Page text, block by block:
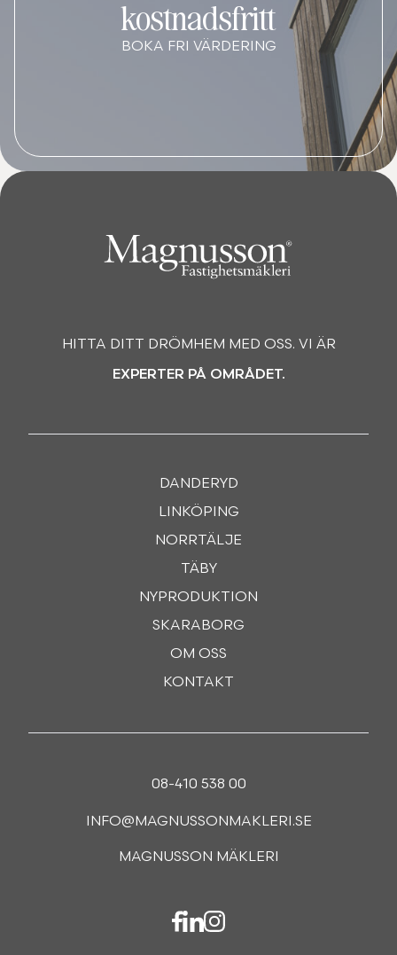
kostnadsfritt
BOKA FRI VÄRDERING
HITTA DITT DRÖMHEM MED OSS. VI ÄR
EXPERTER PÅ OMRÅDET.
DANDERYD
LINKÖPING
NORRTÄLJE
TÄBY
NYPRODUKTION
SKARABORG
OM OSS
KONTAKT
08-410 538 00
INFO@MAGNUSSONMAKLERI.SE
MAGNUSSON MÄKLERI